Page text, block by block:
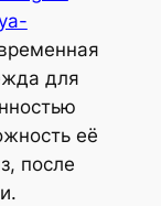
для
её
после